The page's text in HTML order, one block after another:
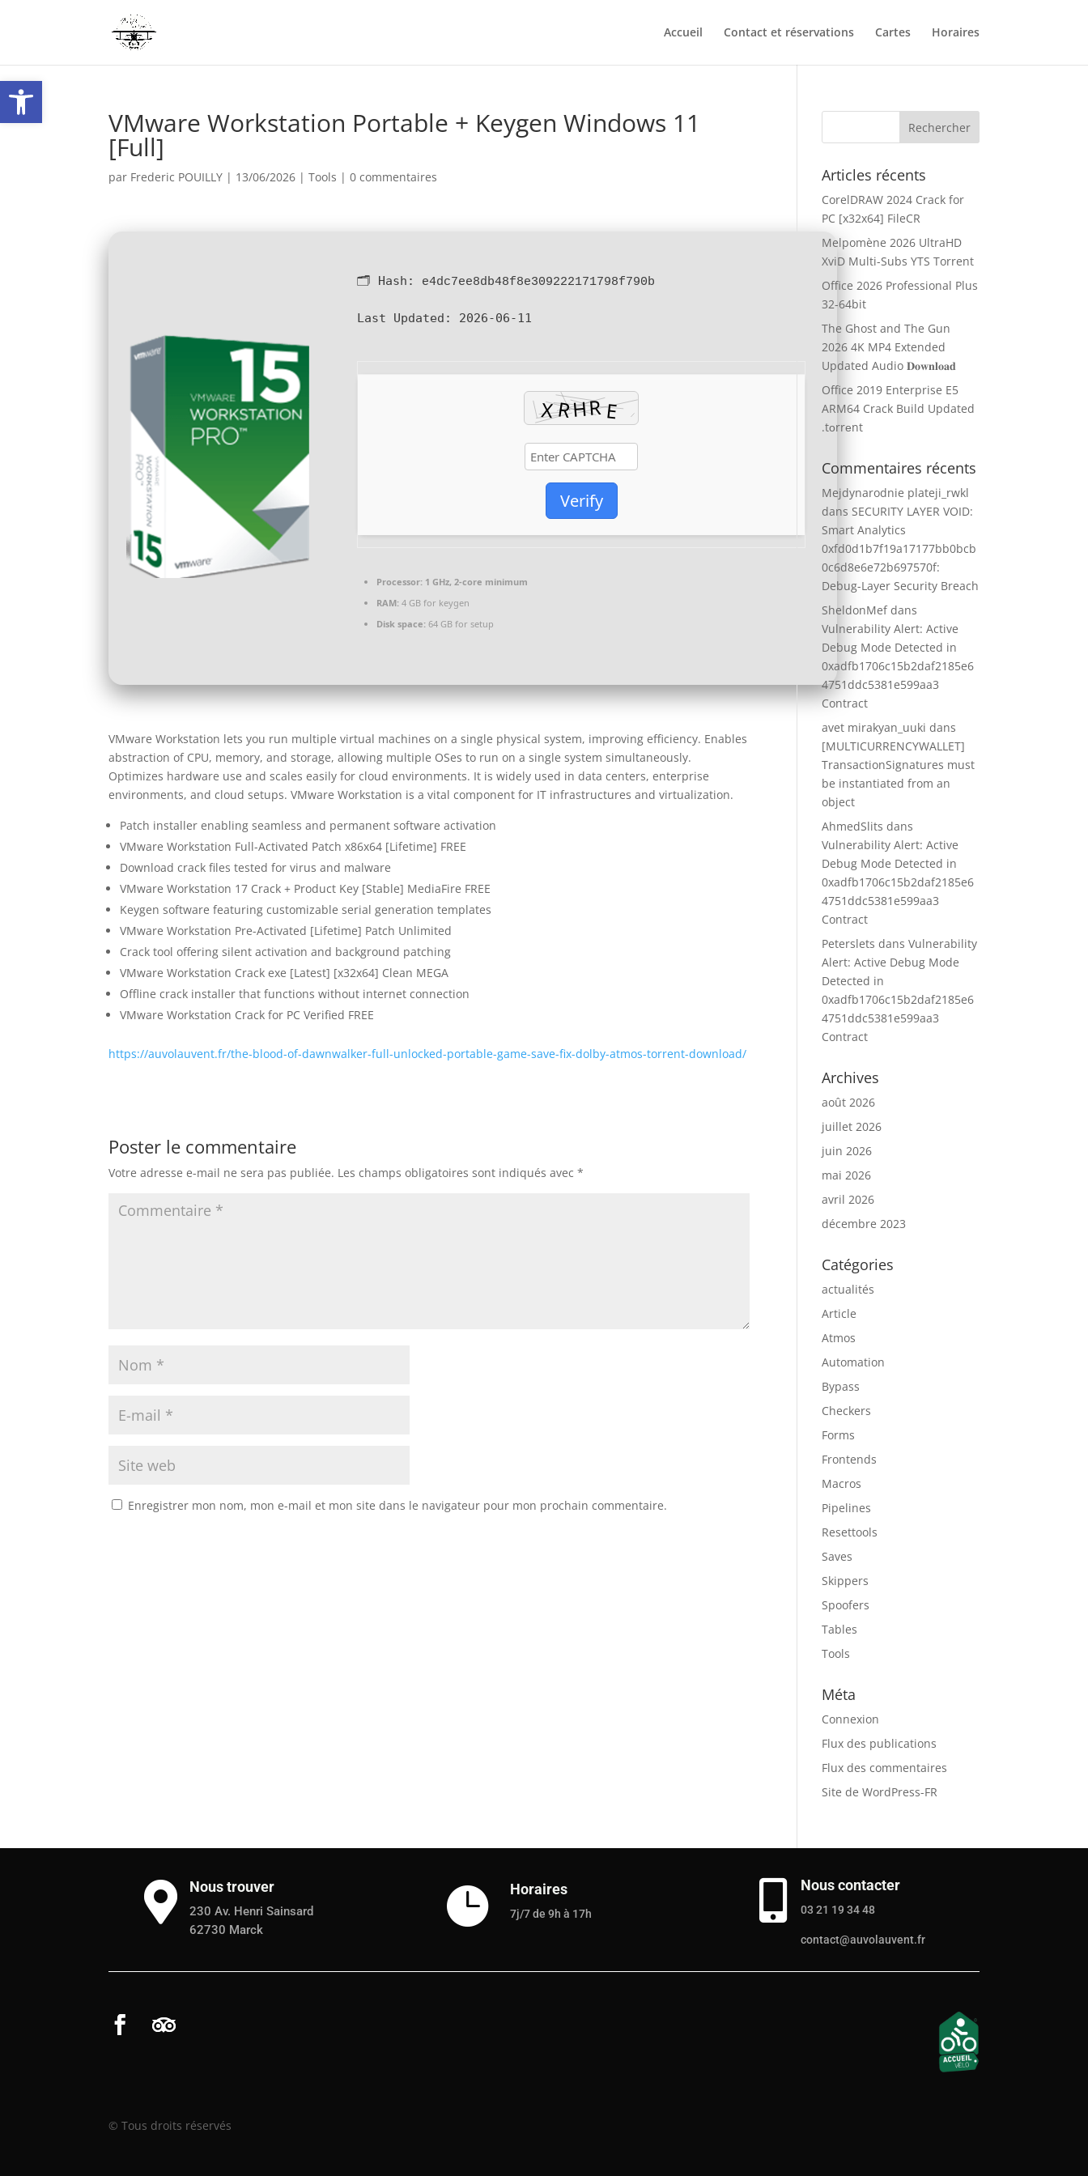
Ouvrir la barre d’outils
Accueil Contact et réservations Cartes Horaires
VMware Workstation Portable + Keygen Windows 11
[Full]
par Frederic POUILLY | 13/06/2026 |Tools |0 commentaires
🗂 Hash: e4dc7ee8db48f8e309222171798f790b
Last Updated: 2026-06-11
Verify
Processor: 1 GHz, 2-core minimum
RAM: 4 GB for keygen
Disk space: 64 GB for setup
VMware Workstation lets you run multiple virtual machines on a single physical system, improving efficiency. Enables
abstraction of CPU, memory, and storage, allowing multiple OSes to run on a single system simultaneously.
Optimizes hardware use and scales easily for cloud environments. It is widely used in data centers, enterprise
environments, and cloud setups. VMware Workstation is a vital component for IT infrastructures and virtualization.
Patch installer enabling seamless and permanent software activation
VMware Workstation Full-Activated Patch x86x64 [Lifetime] FREE
Download crack files tested for virus and malware
VMware Workstation 17 Crack + Product Key [Stable] MediaFire FREE
Keygen software featuring customizable serial generation templates
VMware Workstation Pre-Activated [Lifetime] Patch Unlimited
Crack tool offering silent activation and background patching
VMware Workstation Crack exe [Latest] [x32x64] Clean MEGA
Offline crack installer that functions without internet connection
VMware Workstation Crack for PC Verified FREE
https://auvolauvent.fr/the-blood-of-dawnwalker-full-unlocked-portable-game-save-fix-dolby-atmos-torrent-download/
Poster le commentaire
Votre adresse e-mail ne sera pas publiée. Les champs obligatoires sont indiqués avec*
Enregistrer mon nom, mon e-mail et mon site dans le navigateur pour mon prochain commentaire.
Articles récents
CorelDRAW 2024 Crack for
PC [x32x64] FileCR
Melpomène 2026 UltraHD
XviD Multi-Subs YTS Torrent
Office 2026 Professional Plus
32-64bit
The Ghost and The Gun
2026 4K MP4 Extended
Updated Audio 𝐃𝐨𝐰𝐧𝐥𝐨𝐚𝐝
Office 2019 Enterprise E5
ARM64 Crack Build Updated
.tоrrеnt
Commentaires récents
Mejdynarodnie plateji_rwkl
dansSECURITY LAYER VOID:
Smart Analytics
0xfd0d1b7f19a17177bb0bcb
0c6d8e6e72b697570f:
Debug-Layer Security Breach
SheldonMefdans
Vulnerability Alert: Active
Debug Mode Detected in
0xadfb1706c15b2daf2185e6
4751ddc5381e599aa3
Contract
avet mirakyan_uuki dans
[MULTICURRENCYWALLET]
TransactionSignatures must
be instantiated from an
object
AhmedSlits dans
Vulnerability Alert: Active
Debug Mode Detected in
0xadfb1706c15b2daf2185e6
4751ddc5381e599aa3
Contract
Peterslets dansVulnerability
Alert: Active Debug Mode
Detected in
0xadfb1706c15b2daf2185e6
4751ddc5381e599aa3
Contract
Archives
août 2026
juillet 2026
juin 2026
mai 2026
avril 2026
décembre 2023
Catégories
actualités
Article
Atmos
Automation
Bypass
Checkers
Forms
Frontends
Macros
Pipelines
Resettools
Saves
Skippers
Spoofers
Tables
Tools
Méta
Connexion
Flux des publications
Flux des commentaires
Site de WordPress-FR
 Nous trouver
230 Av. Henri Sainsard
62730 Marck
 Horaires
7j/7 de 9h à 17h  Nous contacter
03 21 19 34 48
contact@auvolauvent.fr
© Tous droits réservés